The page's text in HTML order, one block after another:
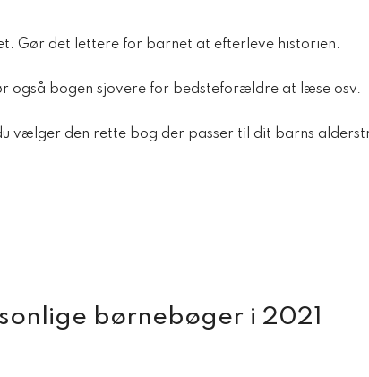
Gør det lettere for barnet at efterleve historien.
også bogen sjovere for bedsteforældre at læse osv.
vælger den rette bog der passer til dit barns
børnebøger i 2021